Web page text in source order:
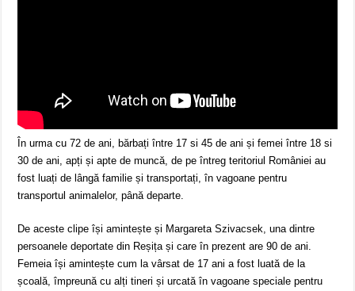
În urma cu 72 de ani, bărbați între 17 si 45 de ani și femei între 18 si
30 de ani, apți și apte de muncă, de pe întreg teritoriul României au
fost luați de lângă familie și transportați, în vagoane pentru
transportul animalelor, până departe.
De aceste clipe își amintește și Margareta Szivacsek, una dintre
persoanele deportate din Reșița și care în prezent are 90 de ani.
Femeia își amintește cum la vârsat de 17 ani a fost luată de la
școală, împreună cu alți tineri și urcată în vagoane speciale pentru